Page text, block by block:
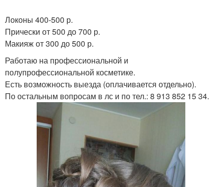
Локоны 400-500 р.
Прически от 500 до 700 р.
Макияж от 300 до 500 р.
Работаю на профессиональной и
полупрофессиональной косметике.
Есть возможность выезда (оплачивается отдельно).
По остальным вопросам в лс и по тел.: 8 913 852 15 34.